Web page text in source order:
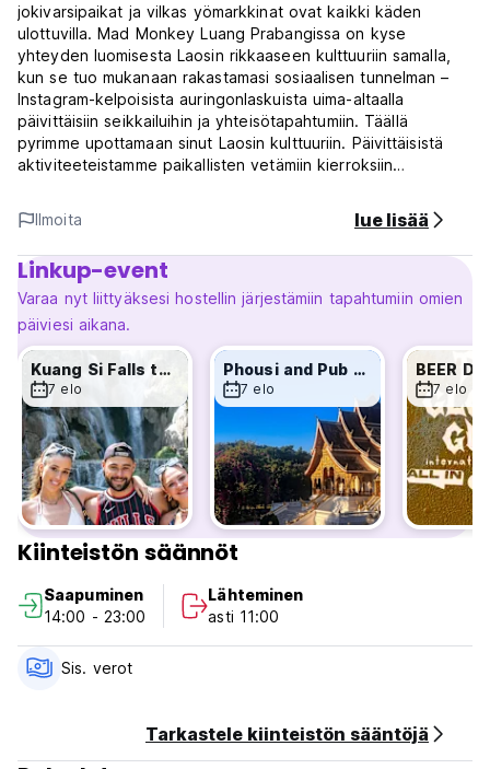
jokivarsipaikat ja vilkas yömarkkinat ovat kaikki käden
ulottuvilla. Mad Monkey Luang Prabangissa on kyse
yhteyden luomisesta Laosin rikkaaseen kulttuuriin samalla,
kun se tuo mukanaan rakastamasi sosiaalisen tunnelman –
Instagram-kelpoisista auringonlaskuista uima-altaalla
päivittäisiin seikkailuihin ja yhteisötapahtumiin. Täällä
pyrimme upottamaan sinut Laosin kulttuuriin. Päivittäisistä
aktiviteeteistamme paikallisten vetämiin kierroksiin
Aloita päiväsi ilmaisella tervetuliaisjuomalla saapuessasi –
koska, no, ansaitset sen! Ruokaharrastajat, olette
onnekkaita – meillä ei ole mitään herkullista ruoan suhteen!
Kodin mukavuuksista laosilaisiin klassikoihin, meillä on kaikki
herkulliset ruoat, joita voit haluta, juuri täällä.
PALVELUT JA OMINAISUUDET
🍹 Ilmainen tervetuliaisjuoma
🏊 Uima-allas
🎉 Yöllisiä tapahtumia
🚲 Ilmainen polkupyörän vuokraus
🚌 Ilmainen yömarkkinakuljetus (päivittäin meno-
paluulennoilla)
🌏 Matka- ja retkipalvelu
🚤 Päivittäisiä kierroksia
👯‍♀️ Naisten makuusalit
🛏️ Ilmastoidut makuusalit, joissa on 360° yksityisyys
💡 Henkilökohtainen lukuvalo
🔌 Henkilökohtainen pistorasia
🏍️ Moottoripyöräpysäköinti
Ilmoita lue lisää
Linkup-event
Varaa nyt liittyäksesi hostellin järjestämiin tapahtumiin omien
päiviesi aikana.
Kuang Si Falls tour
7 elo
Phousi and Pub walking tour
7 elo
BEER
7 elo
Kiinteistön säännöt
Saapuminen
14:00 - 23:00
Lähteminen
asti 11:00
Sis. verot
Tarkastele kiinteistön sääntöjä